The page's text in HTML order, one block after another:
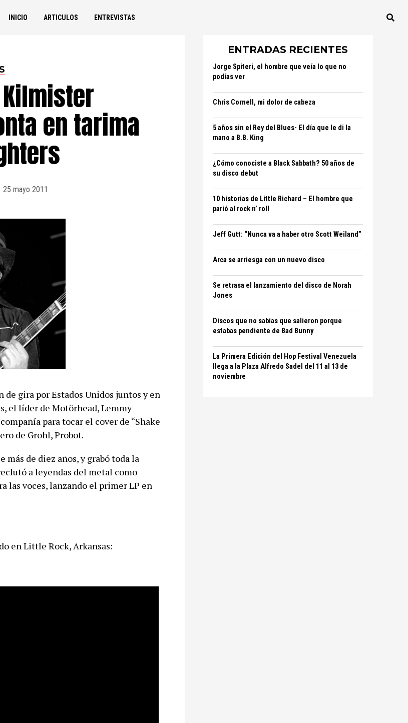
INICIO ARTICULOS ENTREVISTAS
Kilmister
en tarima
25 mayo 2011
gira por Estados Unidos juntos y en
el líder de Motörhead, Lemmy
para tocar el cover de “Shake
de Grohl, Probot.
más de diez años, y grabó toda la
a leyendas del metal como
las voces, lanzando el primer LP en
en Little Rock, Arkansas:
ENTRADAS RECIENTES
Jorge Spiteri, el hombre que veía lo que no
podías ver
Chris Cornell, mi dolor de cabeza
5 años sin el Rey del Blues- El día que le di la
mano a B.B. King
¿Cómo conociste a Black Sabbath? 50 años de
su disco debut
10 historias de Little Richard – El hombre que
parió al rock n’ roll
Jeff Gutt: “Nunca va a haber otro Scott Weiland”
Arca se arriesga con un nuevo disco
Se retrasa el lanzamiento del disco de Norah
Jones
Discos que no sabías que salieron porque
estabas pendiente de Bad Bunny
La Primera Edición del Hop Festival Venezuela
llega a la Plaza Alfredo Sadel del 11 al 13 de
noviembre